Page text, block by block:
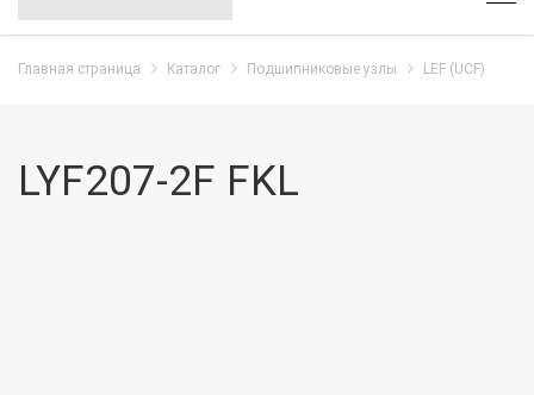
Главная страница Каталог Подшипниковые узлы LEF (UCF)
LYF207-2F FKL